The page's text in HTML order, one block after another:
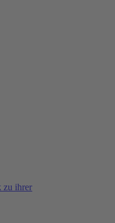
zu ihrer